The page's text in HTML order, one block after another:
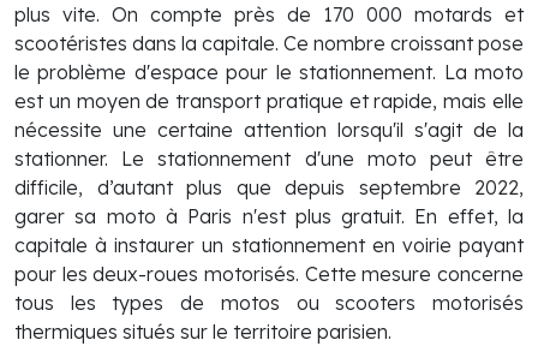
plus vite. On compte près de 170 000 motards et
scootéristes dans la capitale. Ce nombre croissant pose
le problème d'espace pour le stationnement. La moto
est un moyen de transport pratique et rapide, mais elle
nécessite une certaine attention lorsqu'il s'agit de la
stationner. Le stationnement d'une moto peut être
difficile, d’autant plus que depuis septembre 2022,
garer sa moto à Paris n'est plus gratuit. En effet, la
capitale à instaurer un stationnement en voirie payant
pour les deux-roues motorisés. Cette mesure concerne
tous les types de motos ou scooters motorisés
thermiques situés sur le territoire parisien.